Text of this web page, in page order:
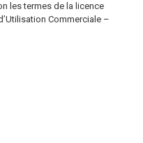
les termes de la licence
Commerciale –